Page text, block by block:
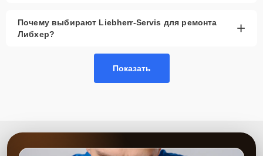
Почему выбирают Liebherr-Servis для ремонта
Либхер?
+
Показать